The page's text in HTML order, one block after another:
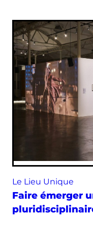
Le Lieu Unique
Faire émerger